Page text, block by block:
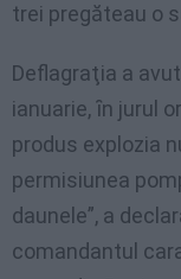
trei pregăteau o
Deflagraţia a
ianuarie, ȋn jurul
produs explozia
permisiunea
daunele”, a
comandantul